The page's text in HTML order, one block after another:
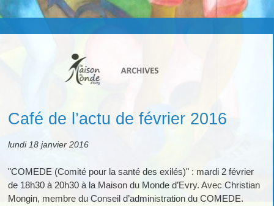
Café de l’actu de février 2016
lundi 18 janvier 2016
"COMEDE (Comité pour la santé des exilés)" : mardi 2 février
de 18h30 à 20h30 à la Maison du Monde d’Evry. Avec Christian
Mongin, membre du Conseil d’administration du COMEDE.